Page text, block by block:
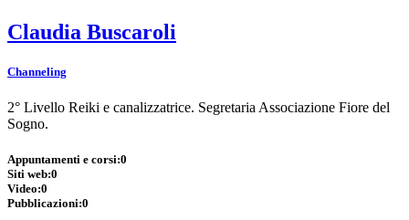
Claudia Buscaroli
Channeling
2° Livello Reiki e canalizzatrice. Segretaria Associazione Fiore del
Sogno.
Appuntamenti e corsi:0
Siti web:0
Video:0
Pubblicazioni:0